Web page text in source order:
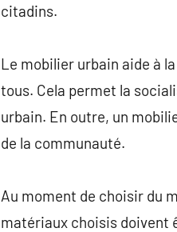
citadins.
Le mobilier urbain aide à
tous. Cela permet la
urbain. En outre, un
de la communauté.
Au moment de choisir du
matériaux choisis doivent